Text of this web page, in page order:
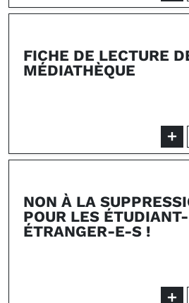
FICHE DE LECTURE
MÉDIATHÈQUE
NON À LA
POUR LES
ÉTRANGER-E-S !